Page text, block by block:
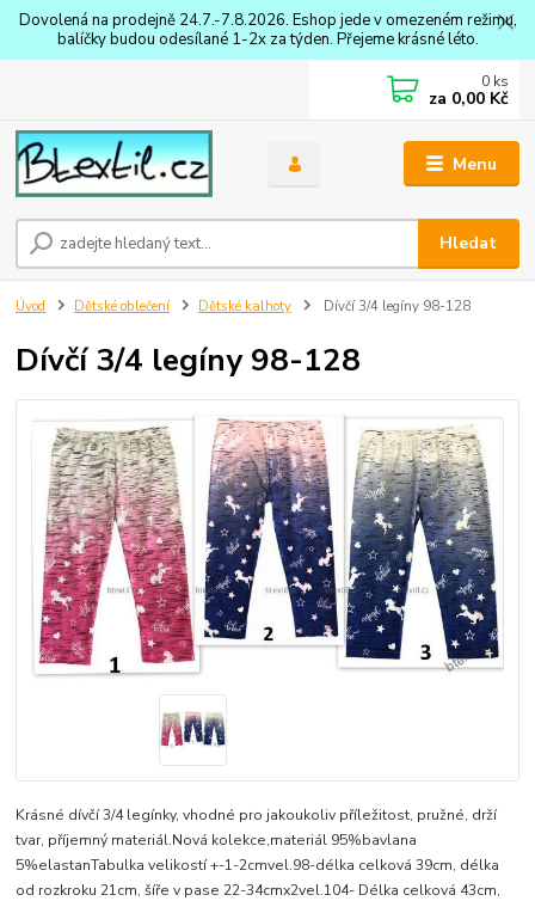
Dovolená na prodejně 24.7.-7.8.2026. Eshop jede v omezeném režimu,
balíčky budou odesílané 1-2x za týden. Přejeme krásné léto.
Menu
Hledat
0 ks
za 0,00 Kč
Úvod Dětské oblečení Dětské kalhoty Dívčí 3/4 legíny 98-128
Dívčí 3/4 legíny 98-128
Krásné dívčí 3/4 legínky, vhodné pro jakoukoliv příležitost, pružné, drží
tvar, příjemný materiál.Nová kolekce,materiál 95%bavlana
5%elastanTabulka velikostí +-1-2cmvel.98-délka celková 39cm, délka
od rozkroku 21cm, šíře v pase 22-34cmx2vel.104- Délka celková 43cm,